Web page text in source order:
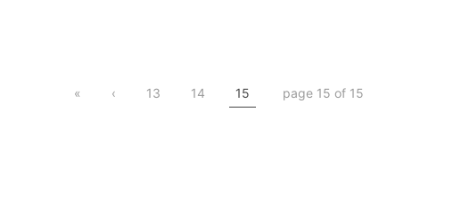
« ‹ 13 14 15 page 15 of 15